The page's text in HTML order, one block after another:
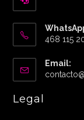
468 115
Email:
Legal